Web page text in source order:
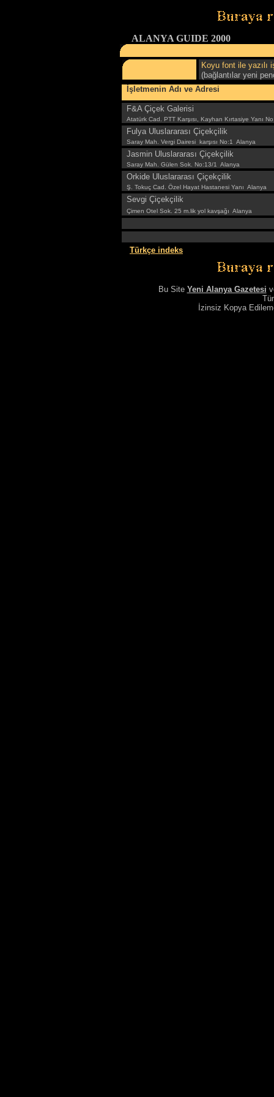
ALANYA GUIDE 2000
Koyu font ile yazılı
(bağlantılar yeni
İşletmenin Adı ve Adresi
F&A Çiçek Galerisi
Atatürk Cad. PTT Karşısı, Kayhan Kırtasiye Yanı
Fulya Uluslararası Çiçekçilik
Saray Mah. Vergi Dairesi karşısı No:1 Alanya
Jasmin Uluslararası Çiçekçilik
Saray Mah. Gülen Sok. No:13/1 Alanya
Orkide Uluslararası Çiçekçilik
Ş. Tokuç Cad. Özel Hayat Hastanesi Yanı Alanya
Sevgi Çiçekçilik
Çimen Otel Sok. 25 m.lik yol kavşağı Alanya
Türkçe indeks
Bu Site Yeni Alanya Gazetesi
İzinsiz Kopya